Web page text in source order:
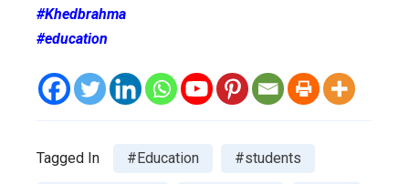
#Khedbrahma
#education
Tagged In #Education #students